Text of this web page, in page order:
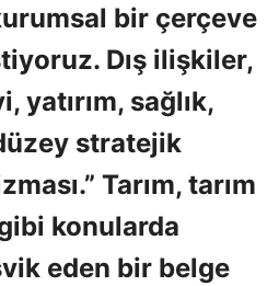
bir çerçeve
Dış ilişkiler,
yatırım, sağlık,
stratejik
Tarım, tarım
konularda
eden bir belge